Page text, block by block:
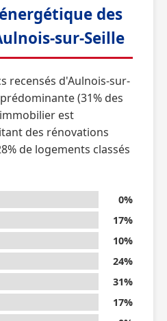
des
sur-Seille
recensés d'Aulnois-sur-
(31% des
est
des rénovations
de logements classés
0%
17%
10%
24%
31%
17%